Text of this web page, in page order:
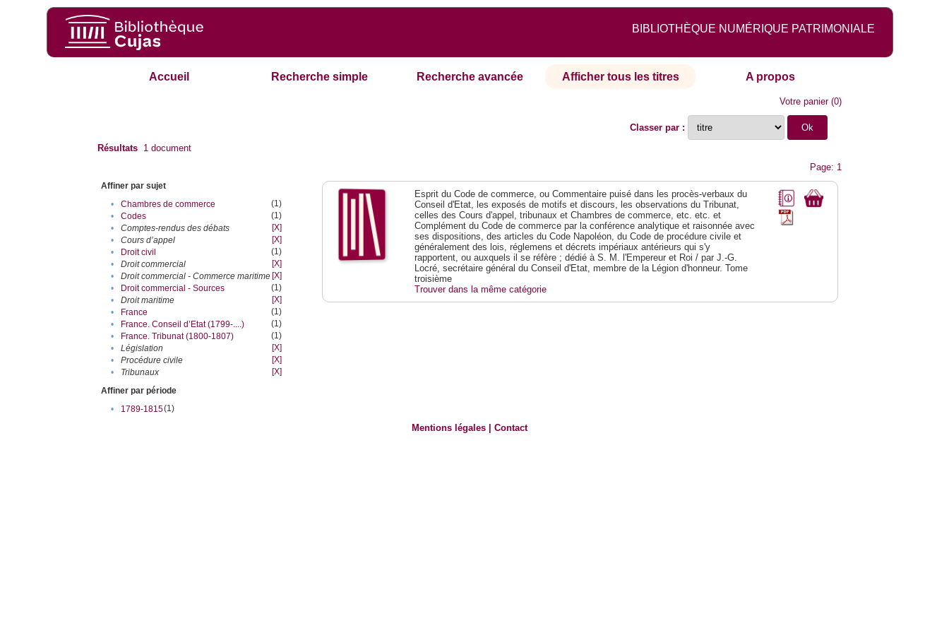
BIBLIOTHÈQUE NUMÉRIQUE PATRIMONIALE
Accueil Recherche simple Recherche avancée Afficher tous les titres A propos
Votre panier(0)
Classer par :
Résultats 1 document
Page: 1
Affiner par sujet
•
Chambres de commerce
(1)
•
Codes
(1)
•
Comptes-rendus des débats
[X]
•
Cours d’appel
[X]
•
Droit civil
(1)
•
Droit commercial
[X]
•
Droit commercial - Commerce maritime [X]
•
Droit commercial - Sources
(1)
•
Droit maritime
[X]
•
France
(1)
•
France. Conseil d’Etat (1799-....)
(1)
•
France. Tribunat (1800-1807)
(1)
•
Législation
[X]
•
Procédure civile
[X]
•
Tribunaux
[X]
Affiner par période
•
1789-1815(1)
Esprit du Code de commerce, ou Commentaire puisé dans les procès-verbaux du
Conseil d'Etat, les exposés de motifs et discours, les observations du Tribunat,
celles des Cours d'appel, tribunaux et Chambres de commerce, etc. etc. et
Complément du Code de commerce par la conférence analytique et raisonnée avec
ses dispositions, des articles du Code Napoléon, du Code de procédure civile et
généralement des lois, réglemens et décrets impériaux antérieurs qui s'y
rapportent, ou auxquels il se réfère ; dédié à S. M. l'Empereur et Roi / par J.-G.
Locré, secrétaire général du Conseil d'Etat, membre de la Légion d'honneur. Tome
troisième
Trouver dans la même catégorie
Mentions légales |Contact